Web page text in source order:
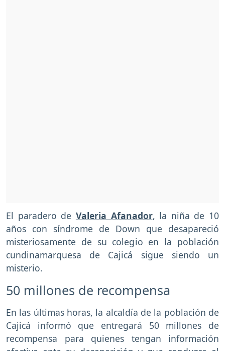
El paradero de Valeria Afanador, la niña de 10
años con síndrome de Down que desapareció
misteriosamente de su colegio en la población
cundinamarquesa de Cajicá sigue siendo un
misterio.
50 millones de recompensa
En las últimas horas, la alcaldía de la población de
Cajicá informó que entregará 50 millones de
recompensa para quienes tengan información